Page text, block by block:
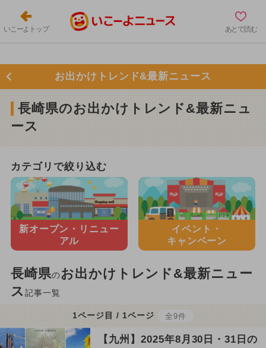
いこーよトップ あとで読む
お出かけトレンド&最新ニュース
長崎県のお出かけトレンド&最新ニュ
ース
カテゴリで絞り込む
新オープン・ リニュー
アル
イベント・
キャンペーン
長崎県のお出かけトレンド&最新ニュー
ス 記事一覧
1ページ目 / 1ページ 全9件
【九州】2025年8月30日・31日の